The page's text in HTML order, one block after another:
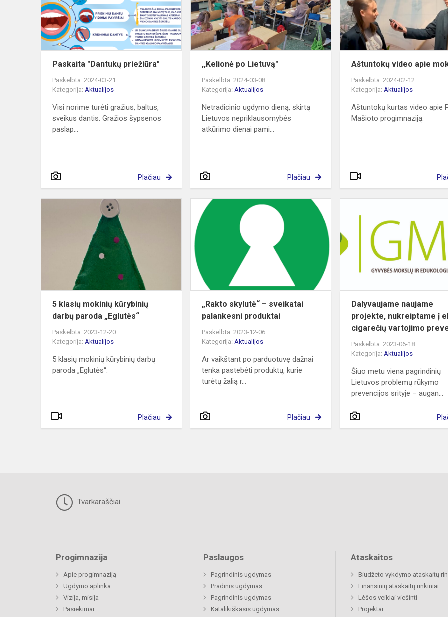
Paskaita "Dantukų priežiūra"
Paskelbta: 2024-03-21
Kategorija: Aktualijos
Visi norime turėti gražius, baltus,
sveikus dantis. Gražios šypsenos
paslap...
Plačiau
,,Kelionė po Lietuvą"
Paskelbta: 2024-03-08
Kategorija:Aktualijos
Netradicinio ugdymo dieną, skirtą
Lietuvos nepriklausomybės
atkūrimo dienai pami...
Plačiau
Aštuntokų video apie
Paskelbta: 2024-02-12
Kategorija:Aktualijos
Aštuntokų kurtas video apie
Mašioto progimnaziją.
klasių
mokinių
kūrybinių
darbų
paroda
„Eglutės“
5 klasių mokinių kūrybinių
darbų paroda „Eglutės“
Paskelbta: 2023-12-20
Kategorija: Aktualijos
5 klasių mokinių kūrybinių darbų
paroda „Eglutės“.
Plačiau
sveikatai
palankesni
„Rakto skylutė“ – sveikatai
palankesni produktai
Paskelbta: 2023-12-06
Kategorija:Aktualijos
Ar vaikštant po parduotuvę dažnai
tenka pastebėti produktų, kurie
turėtų žalią r...
Plačiau
Dalyvaujame naujame
projekte, nukreiptame į
cigarečių vartojimo
Paskelbta: 2023-06-18
Kategorija:Aktualijos
Šiuo metu viena pagrindinių
Lietuvos problemų rūkymo
prevencijos srityje – augan...
Tvarkaraščiai
Progimnazija
Apie progimnaziją
Ugdymo aplinka
Vizija, misija
Pasiekimai
Paslaugos
Pagrindinis ugdymas
Pradinis ugdymas
Pagrindinis ugdymas
Katalikiškasis ugdymas
Ataskaitos
Biudžeto vykdymo ataskaitų
Finansinių ataskaitų rinkiniai
Lėšos veiklai viešinti
Projektai